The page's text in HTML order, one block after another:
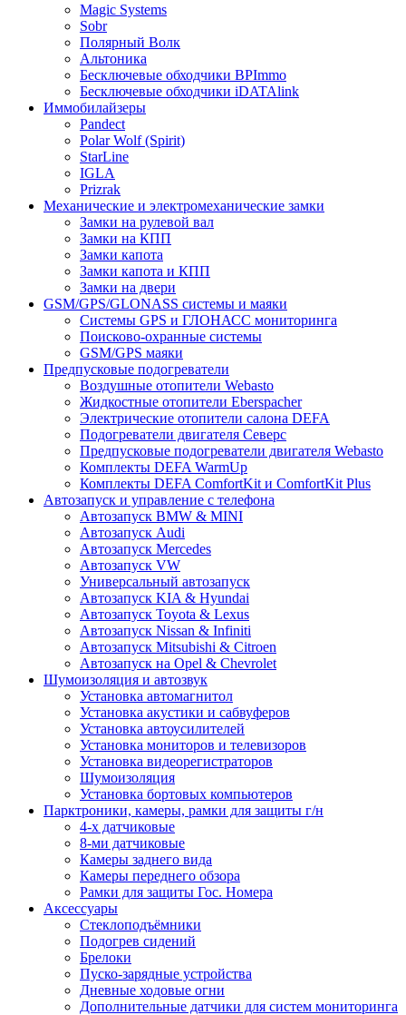
Magic Systems
Sobr
Полярный Волк
Альтоника
Бесключевые обходчики BPImmo
Бесключевые обходчики iDATAlink
Иммобилайзеры
Pandect
Polar Wolf (Spirit)
StarLine
IGLA
Prizrak
Механические и электромеханические замки
Замки на рулевой вал
Замки на КПП
Замки капота
Замки капота и КПП
Замки на двери
GSM/GPS/GLONASS системы и маяки
Системы GPS и ГЛОНАСС мониторинга
Поисково-охранные системы
GSM/GPS маяки
Предпусковые подогреватели
Воздушные отопители Webasto
Жидкостные отопители Eberspacher
Электрические отопители салона DEFA
Подогреватели двигателя Северс
Предпусковые подогреватели двигателя Webasto
Комплекты DEFA WarmUp
Комплекты DEFA ComfortKit и ComfortKit Plus
Автозапуск и управление с телефона
Автозапуск BMW & MINI
Автозапуск Audi
Автозапуск Mercedes
Автозапуск VW
Универсальный автозапуск
Автозапуск KIA & Hyundai
Автозапуск Toyota & Lexus
Автозапуск Nissan & Infiniti
Автозапуск Mitsubishi & Citroen
Автозапуск на Opel & Chevrolet
Шумоизоляция и автозвук
Установка автомагнитол
Установка акустики и сабвуферов
Установка автоусилителей
Установка мониторов и телевизоров
Установка видеорегистраторов
Шумоизоляция
Установка бортовых компьютеров
Парктроники, камеры, рамки для защиты г/н
4-х датчиковые
8-ми датчиковые
Камеры заднего вида
Камеры переднего обзора
Рамки для защиты Гос. Номера
Аксессуары
Стеклоподъёмники
Подогрев сидений
Брелоки
Пуско-зарядные устройства
Дневные ходовые огни
Дополнительные датчики для систем мониторинга